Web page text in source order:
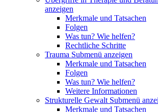
anzeigen
Merkmale und Tatsachen
Folgen
Was tun? Wie helfen?
Rechtliche Schritte
Trauma Submenü anzeigen
Merkmale und Tatsachen
Folgen
Was tun? Wie helfen?
Weitere Informationen
Strukturelle Gewalt Submenü
Merkmale und Tatsachen